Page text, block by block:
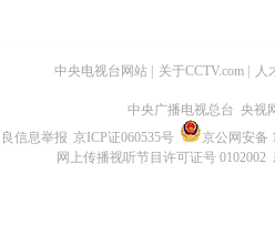
中央电视台网站 关于CCTV.com 人
中央广播电视总台 央视
信息举报 京ICP证060535号
京公网安备
网上传播视听节目许可证号 0102002